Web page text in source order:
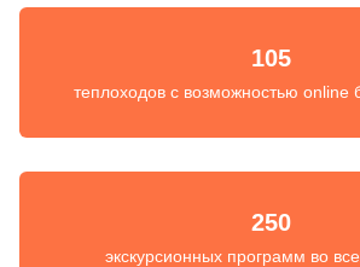
105
теплоходов с возможностью online
250
экскурсионных программ во